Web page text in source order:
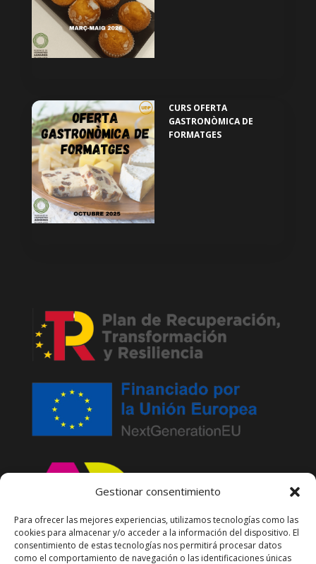
Gestionar consentimiento
Para ofrecer las mejores experiencias, utilizamos tecnologías como las
cookies para almacenar y/o acceder a la información del dispositivo. El
consentimiento de estas tecnologías nos permitirá procesar datos
como el comportamiento de navegación o las identificaciones únicas
CURS OFERTA
GASTRONÒMICA DE
FORMATGES